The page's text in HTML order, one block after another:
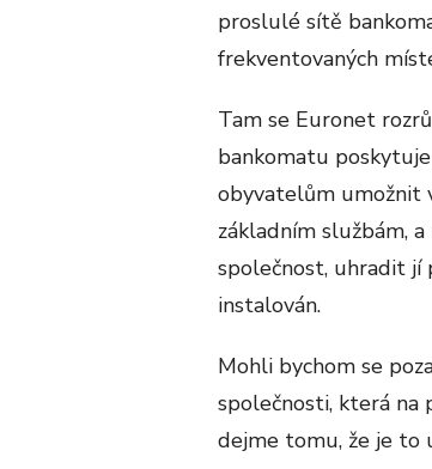
proslulé sítě
frekventovaných
Tam se Euronet
bankomatu
obyvatelům umožnit
základním službám,
společnost, uhradit jí
instalován.
Mohli bychom se
společnosti, která na
dejme tomu, že je to